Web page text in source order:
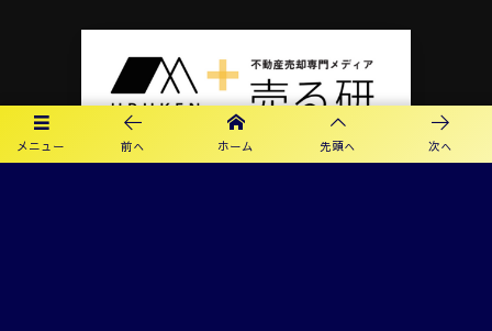
メニュー 前へ ホーム 先頭へ 次へ